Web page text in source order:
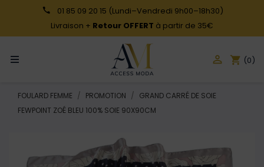
01 85 09 20 15 (Lundi–Vendredi 9h00–18h30)
Livraison + Retour OFFERT à partir de 35€
 shopping_cart (0)
FOULARD FEMME PROMOTION
GRAND CARRÉ DE SOIE
FEWPOINT ZOÉ BLEU 100% SOIE 90X90CM